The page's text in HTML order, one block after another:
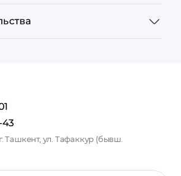
43
Ташкент, ул. Тафаккур (бывш.